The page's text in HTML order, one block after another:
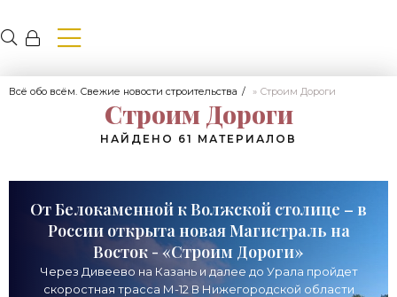
Всё обо всём. Свежие новости строительства » Строим Дороги
Строим Дороги
НАЙДЕНО 61 МАТЕРИАЛОВ
От Белокаменной к Волжской столице – в
России открыта новая Магистраль на
Восток - «Строим Дороги»
Через Дивеево на Казань и далее до Урала пройдет
скоростная трасса М-12 В Нижегородской области